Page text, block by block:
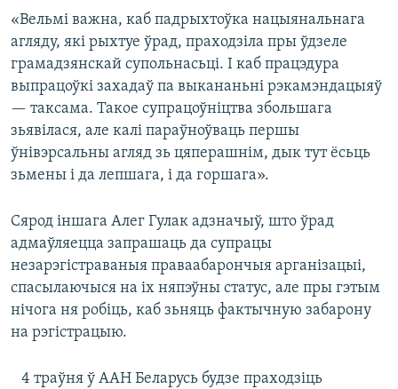
«Вельмі важна, каб падрыхтоўка нацыянальнага
агляду, які рыхтуе ўрад, праходзіла пры ўдзеле
грамадзянскай супольнасьці. І каб працэдура
выпрацоўкі захадаў па выкананьні рэкамэндацыяў
— таксама. Такое супрацоўніцтва збольшага
зьявілася, але калі параўноўваць першы
ўнівэрсальны агляд зь цяперашнім, дык тут ёсьць
зьмены і да лепшага, і да горшага».
Сярод іншага Алег Гулак адзначыў, што ўрад
адмаўляецца запрашаць да супрацы
незарэгістраваныя праваабарончыя арганізацыі,
спасылаючыся на іх няпэўны статус, але пры гэтым
нічога ня робіць, каб зьняць фактычную забарону
на рэгістрацыю.
4 траўня ў ААН Беларусь будзе праходзіць